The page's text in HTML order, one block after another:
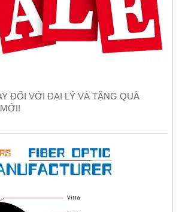
ĐỐI VỚI ĐẠI LÝ VÀ TẶNG QUÀ